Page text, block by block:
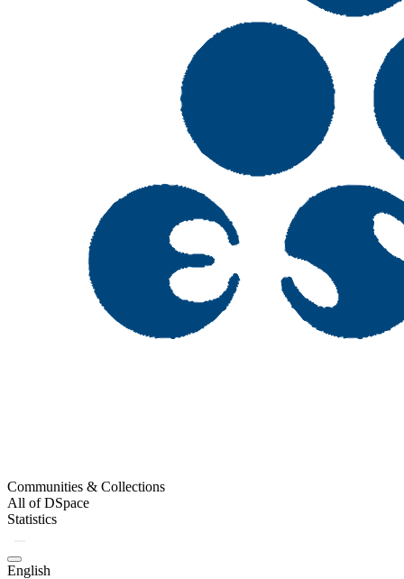
Communities & Collections
All of DSpace
Statistics
English